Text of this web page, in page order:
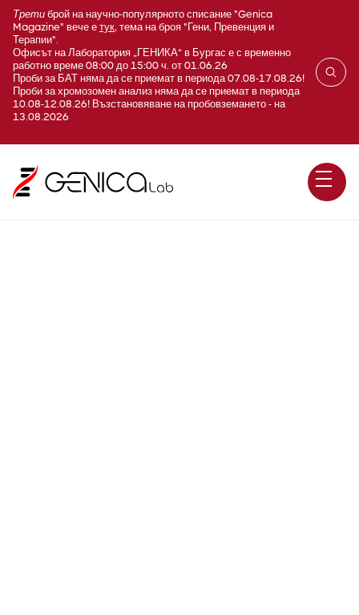
Трети брой на научно-популярното списание "Genica
Magazine" вече е тук, тема на броя "Гени, Превенция и
Терапии".
Офисът на Лаборатория „ГЕНИКА“ в Бургас е с временно
работно време 08:00 до 15:00 ч. от 01.06.26
Проби за БАТ няма да се приемат в периода 07.08-17.08.26!
Проби за хромозомен анализ няма да се приемат в периода
10.08-12.08.26! Възстановяване на пробовземането - на
13.08.2026